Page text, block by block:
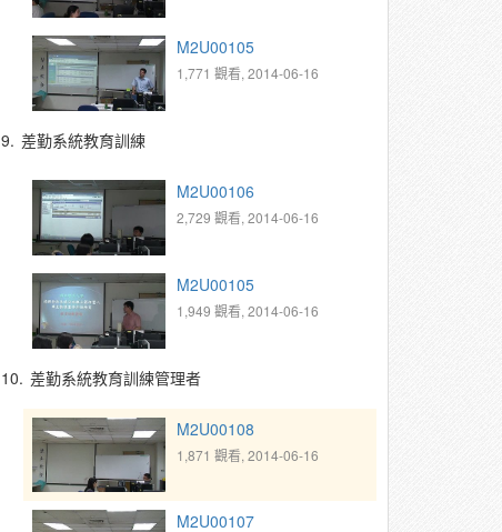
M2U00105
1,771 觀看, 2014-06-16
9. 差勤系統教育訓練
M2U00106
2,729 觀看, 2014-06-16
M2U00105
1,949 觀看, 2014-06-16
10. 差勤系統教育訓練管理者
M2U00108
1,871 觀看, 2014-06-16
M2U00107